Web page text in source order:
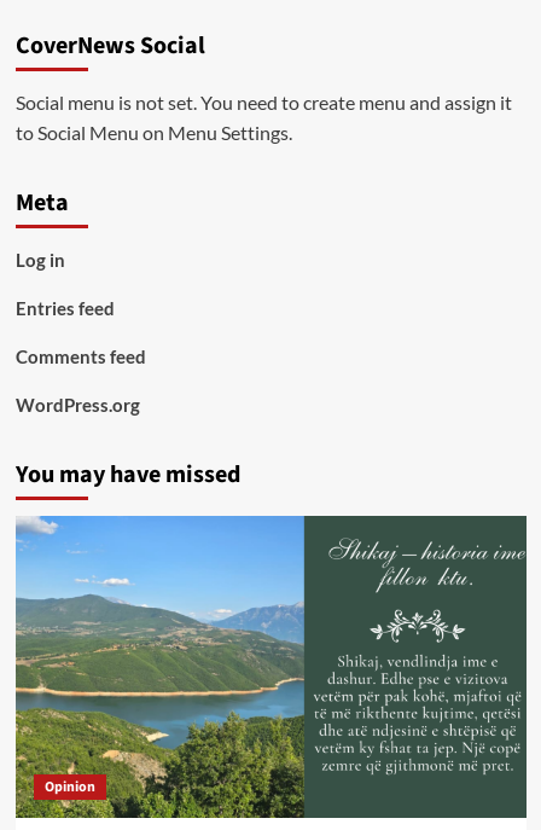
CoverNews Social
Social menu is not set. You need to create menu and assign it
to Social Menu on Menu Settings.
Meta
Log in
Entries feed
Comments feed
WordPress.org
You may have missed
Opinion